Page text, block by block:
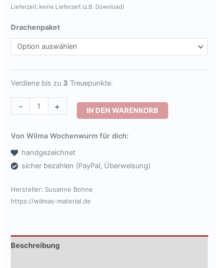
3,99 €
Lieferzeit: keine Lieferzeit (z.B. Download)
Drachenpaket
Verdiene bis zu 3 Treuepunkte.
-
Ausmalbilder
Drachen
5
handgezeichnete
Menge
+ IN DEN WARENKORB
Von Wilma Wochenwurm für dich:
handgezeichnet
sicher bezahlen (PayPal, Überweisung)
Hersteller: Susanne Bohne
https://wilmas-material.de
Beschreibung